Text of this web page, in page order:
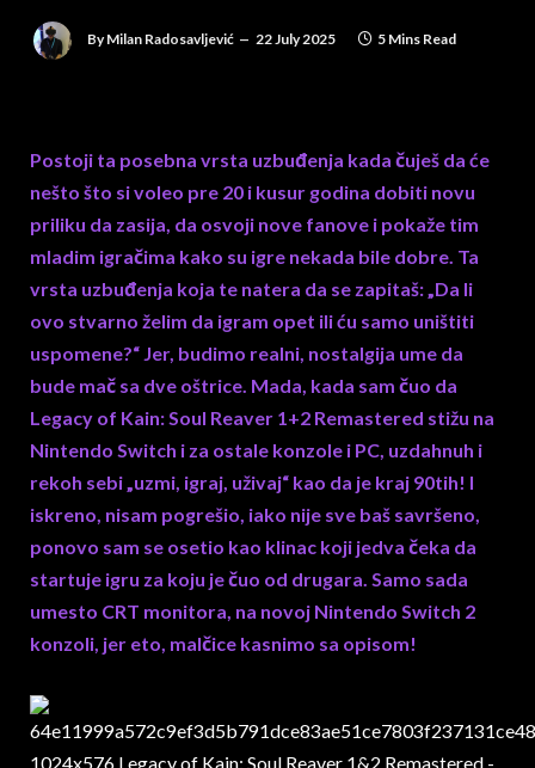
By Milan Radosavljević 22 July 2025 5 Mins Read
Postoji ta posebna vrsta uzbuđenja kada čuješ da će
nešto što si voleo pre 20 i kusur godina dobiti novu
priliku da zasija, da osvoji nove fanove i pokaže tim
mladim igračima kako su igre nekada bile dobre. Ta
vrsta uzbuđenja koja te natera da se zapitaš: „Da li
ovo stvarno želim da igram opet ili ću samo uništiti
uspomene?“ Jer, budimo realni, nostalgija ume da
bude mač sa dve oštrice. Mada, kada sam čuo da
Legacy of Kain: Soul Reaver 1+2 Remastered stižu na
Nintendo Switch i za ostale konzole i PC, uzdahnuh i
rekoh sebi „uzmi, igraj, uživaj“ kao da je kraj 90tih! I
iskreno, nisam pogrešio, iako nije sve baš savršeno,
ponovo sam se osetio kao klinac koji jedva čeka da
startuje igru za koju je čuo od drugara. Samo sada
umesto CRT monitora, na novoj Nintendo Switch 2
konzoli, jer eto, malčice kasnimo sa opisom!